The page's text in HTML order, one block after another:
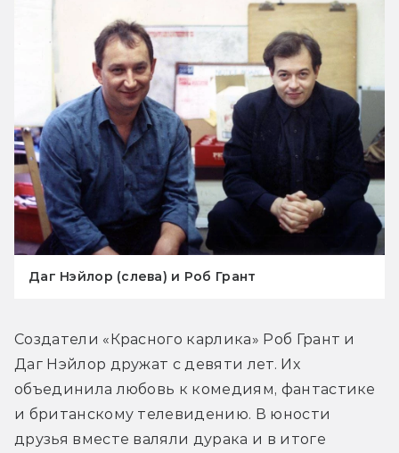
Даг Нэйлор (слева) и Роб Грант
Создатели «Красного карлика» Роб Грант и
Даг Нэйлор дружат с девяти лет. Их
объединила любовь к комедиям, фантастике
и британскому телевидению. В юности
друзья вместе валяли дурака и в итоге